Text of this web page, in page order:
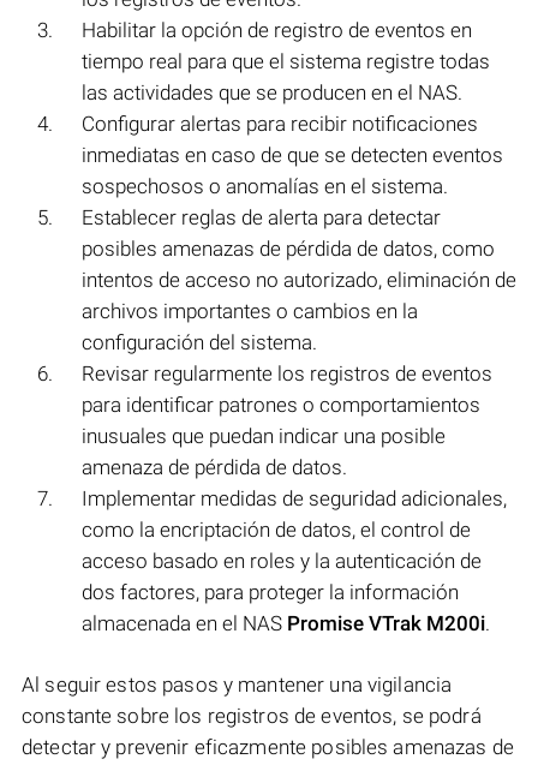
Habilitar la opción de registro de eventos en
tiempo real para que el sistema registre todas
las actividades que se producen en el NAS.
Configurar alertas para recibir notificaciones
inmediatas en caso de que se detecten eventos
sospechosos o anomalías en el sistema.
Establecer reglas de alerta para detectar
posibles amenazas de pérdida de datos, como
intentos de acceso no autorizado, eliminación de
archivos importantes o cambios en la
configuración del sistema.
Revisar regularmente los registros de eventos
para identificar patrones o comportamientos
inusuales que puedan indicar una posible
amenaza de pérdida de datos.
Implementar medidas de seguridad adicionales,
como la encriptación de datos, el control de
acceso basado en roles y la autenticación de
dos factores, para proteger la información
almacenada en el NAS Promise VTrak M200i.
Al seguir estos pasos y mantener una vigilancia
constante sobre los registros de eventos, se podrá
detectar y prevenir eficazmente posibles amenazas de